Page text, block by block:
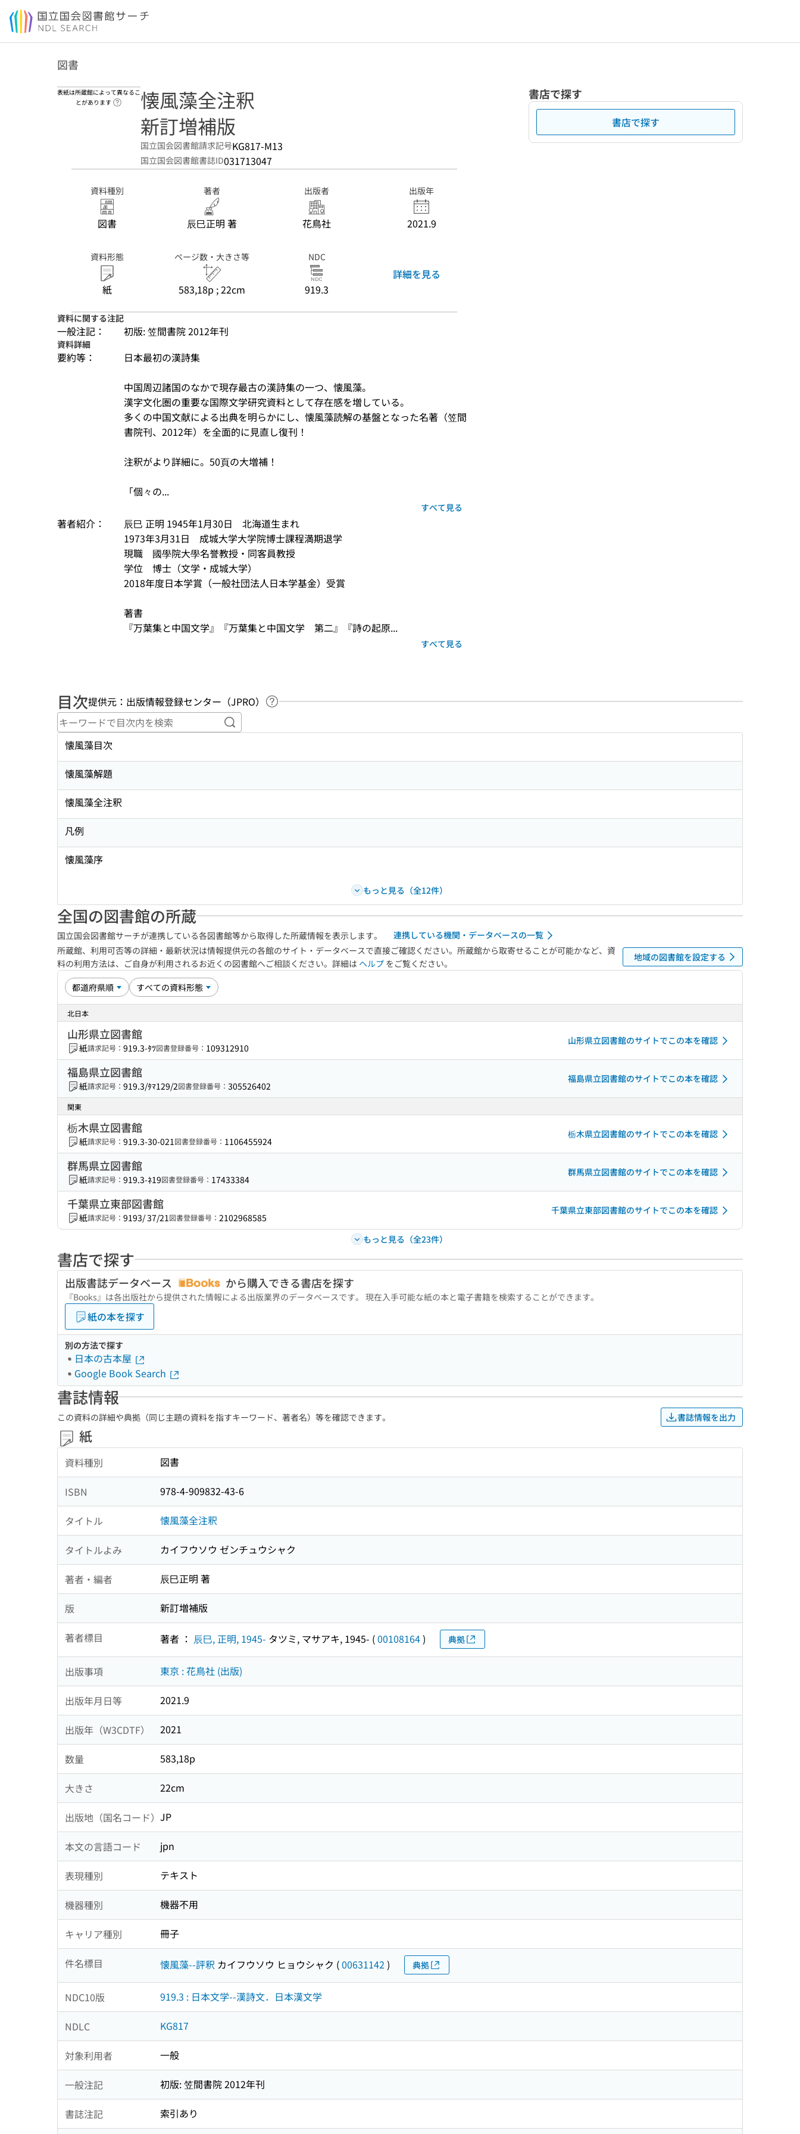
本文へ移動
図書
表紙は所蔵館によって異なるこ
とがあります
ヘルプページへのリンク
懐風藻全注釈
新訂増補版
国立国会図書館請求記号KG817-M13
国立国会図書館書誌ID031713047
資料種別
図書
著者
辰巳正明 著
出版者
花鳥社
出版年
2021.9
資料形態
紙
ページ数・大きさ等
583,18p ; 22cm
NDC
919.3
詳細を見る
資料に関する注記
一般注記： 初版: 笠間書院 2012年刊
資料詳細
要約等： 日本最初の漢詩集
中国周辺諸国のなかで現存最古の漢詩集の一つ、懐風藻。
漢字文化圏の重要な国際文学研究資料として存在感を増している。
多くの中国文献による出典を明らかにし、懐風藻読解の基盤となった名著（笠間
書院刊、2012年）を全面的に見直し復刊！
注釈がより詳細に。50頁の大増補！
「個々の...
すべて見る
著者紹介：
辰巳 正明 1945年1月30日　北海道生まれ
1973年3月31日　成城大学大学院博士課程満期退学
現職　國學院大學名誉教授・同客員教授
学位　博士（文学・成城大学）
2018年度日本学賞（一般社団法人日本学基金）受賞
著書
『万葉集と中国文学』『万葉集と中国文学　第二』『詩の起原...
すべて見る
書店で探す
書店で探す
目次提供元：出版情報登録センター（JPRO）
ヘルプページへのリンク
キーワードで目次内を検索
懐風藻目次
懐風藻解題
懐風藻全注釈
凡例
懐風藻序
もっと見る（全12件）
全国の図書館の所蔵
国立国会図書館サーチが連携している各図書館等から取得した所蔵情報を表示します。
連携している機関・データベースの一覧
所蔵館、利用可否等の詳細・最新状況は情報提供元の各館のサイト・データベースで直接ご確認ください。所蔵館から取寄せることが可能かなど、資
料の利用方法は、ご自身が利用されるお近くの図書館へご相談ください。詳細は ヘルプ をご覧ください。
地域の図書館を設定する
北日本
山形県立図書館
紙請求記号： 919.3-ﾀﾂ図書登録番号： 109312910
山形県立図書館のサイトでこの本を確認
福島県立図書館
紙請求記号： 919.3/ﾀﾏ129/2図書登録番号： 305526402
福島県立図書館のサイトでこの本を確認
関東
栃木県立図書館
紙請求記号： 919.3-30-021図書登録番号： 1106455924
栃木県立図書館のサイトでこの本を確認
群馬県立図書館
紙請求記号： 919.3-ﾈ19図書登録番号： 17433384
群馬県立図書館のサイトでこの本を確認
千葉県立東部図書館
紙請求記号： 9193/ 37/21図書登録番号： 2102968585
千葉県立東部図書館のサイトでこの本を確認
もっと見る（全23件）
書店で探す
出版書誌データベース から購入できる書店を探す
『Books』は各出版社から提供された情報による出版業界のデータベースです。 現在入手可能な紙の本と電子書籍を検索することができます。
紙の本を探す
別の方法で探す
日本の古本屋
Google Book Search
書誌情報
この資料の詳細や典拠（同じ主題の資料を指すキーワード、著者名）等を確認できます。 書誌情報を出力
紙
資料種別 図書
ISBN 978-4-909832-43-6
タイトル 懐風藻全注釈
タイトルよみ カイフウソウ ゼンチュウシャク
著者・編者 辰巳正明 著
版 新訂増補版
著者標目 著者 ： 辰巳, 正明, 1945- タツミ, マサアキ, 1945- (00108164) 典拠
出版事項 東京 : 花鳥社 (出版)
出版年月日等 2021.9
出版年（W3CDTF） 2021
数量 583,18p
大きさ 22cm
出版地（国名コード） JP
本文の言語コード jpn
表現種別 テキスト
機器種別 機器不用
キャリア種別 冊子
件名標目 懐風藻--評釈 カイフウソウ ヒョウシャク (00631142 ) 典拠
NDC10版 919.3 : 日本文学--漢詩文．日本漢文学
NDLC KG817
対象利用者 一般
一般注記 初版: 笠間書院 2012年刊
書誌注記 索引あり